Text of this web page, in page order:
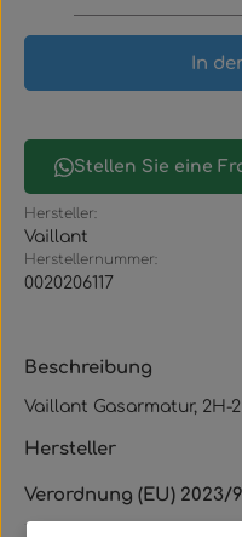
In
Stellen Sie eine
Hersteller:
Vaillant
Herstellernummer:
0020206117
Beschreibung
Vaillant Gasarmatur, 2H-
Hersteller
Verordnung (EU)